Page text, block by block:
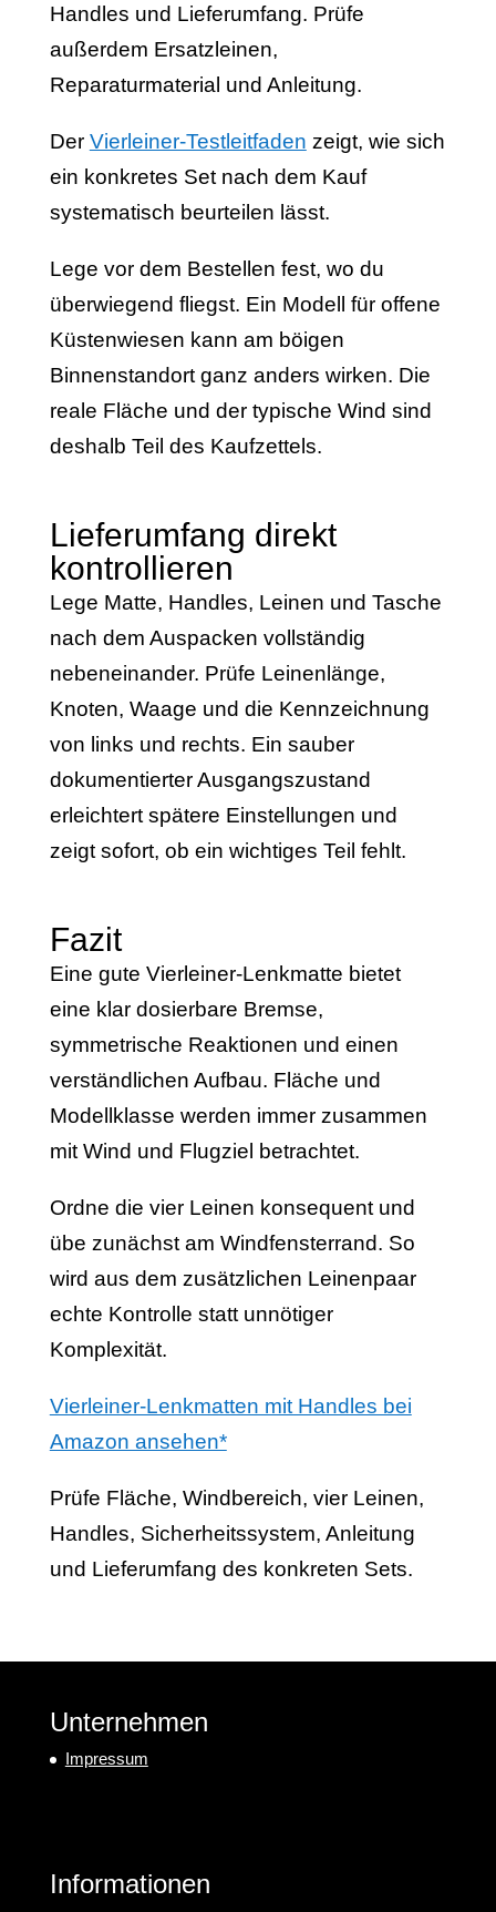
Handles und Lieferumfang. Prüfe
außerdem Ersatzleinen,
Reparaturmaterial und Anleitung.
Der Vierleiner-Testleitfaden zeigt, wie sich
ein konkretes Set nach dem Kauf
systematisch beurteilen lässt.
Lege vor dem Bestellen fest, wo du
überwiegend fliegst. Ein Modell für offene
Küstenwiesen kann am böigen
Binnenstandort ganz anders wirken. Die
reale Fläche und der typische Wind sind
deshalb Teil des Kaufzettels.
Lieferumfang direkt
kontrollieren
Lege Matte, Handles, Leinen und Tasche
nach dem Auspacken vollständig
nebeneinander. Prüfe Leinenlänge,
Knoten, Waage und die Kennzeichnung
von links und rechts. Ein sauber
dokumentierter Ausgangszustand
erleichtert spätere Einstellungen und
zeigt sofort, ob ein wichtiges Teil fehlt.
Fazit
Eine gute Vierleiner-Lenkmatte bietet
eine klar dosierbare Bremse,
symmetrische Reaktionen und einen
verständlichen Aufbau. Fläche und
Modellklasse werden immer zusammen
mit Wind und Flugziel betrachtet.
Ordne die vier Leinen konsequent und
übe zunächst am Windfensterrand. So
wird aus dem zusätzlichen Leinenpaar
echte Kontrolle statt unnötiger
Komplexität.
Vierleiner-Lenkmatten mit Handles bei
Amazon ansehen*
Prüfe Fläche, Windbereich, vier Leinen,
Handles, Sicherheitssystem, Anleitung
und Lieferumfang des konkreten Sets.
Unternehmen
Impressum
Informationen